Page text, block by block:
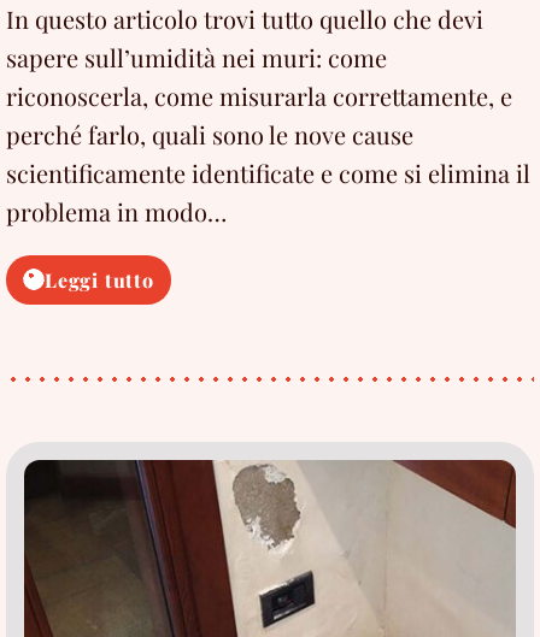
In questo articolo trovi tutto quello che devi
sapere sull’umidità nei muri: come
riconoscerla, come misurarla correttamente, e
perché farlo, quali sono le nove cause
scientificamente identificate e come si elimina il
problema in modo…
Leggi tuttoUmidità
nei
eliminarla
grazie
alla
Scienza